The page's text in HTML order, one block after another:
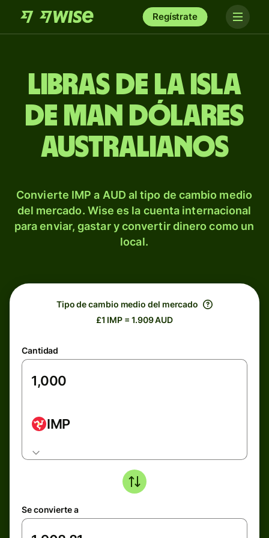
Regístrate
Libras de la isla
de Man dólares
australianos
Convierte IMP a AUD al tipo de cambio medio
del mercado. Wise es la cuenta internacional
para enviar, gastar y convertir dinero como un
local.
Tipo de cambio medio del mercado
£1 IMP = 1.909 AUD
Cantidad
IMP
Se convierte a